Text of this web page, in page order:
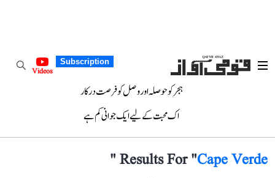
Subscription
Videos
ہجر کو حوصلہ اور وصل کو فرصت درکار
اک محبت کے لیے ایک جوانی کم ہے
Results For "Cape Verde
"